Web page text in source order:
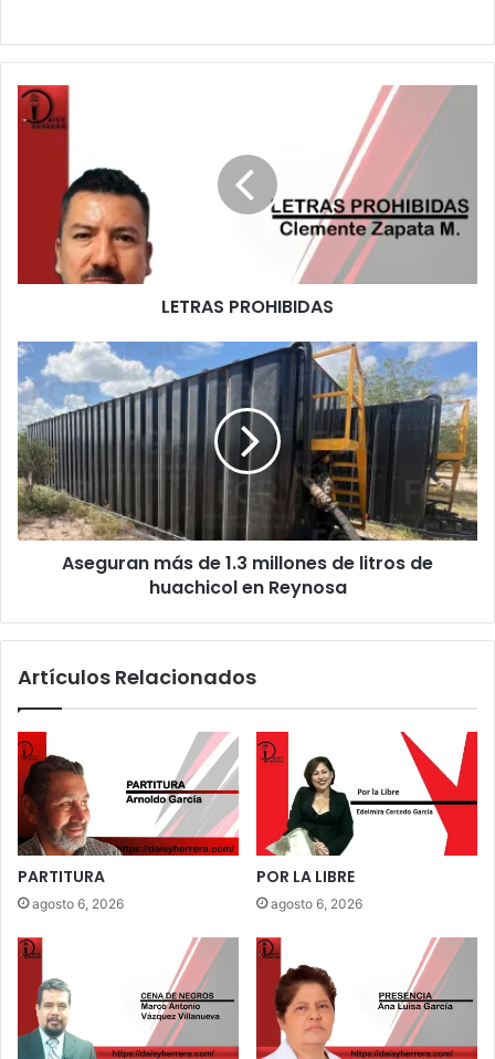
LETRAS PROHIBIDAS
Aseguran más de 1.3 millones de litros de
huachicol en Reynosa
Artículos Relacionados
PARTITURA
agosto 6, 2026
POR LA LIBRE
agosto 6, 2026